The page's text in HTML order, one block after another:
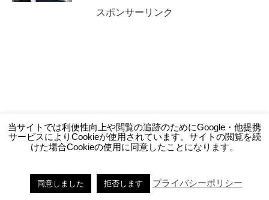
スポンサーリンク
ダイレクト出版の書籍
当サイトでは利便性向上や閲覧の追跡のためにGoogle・他提携
サービスによりCookieが使用されています。サイトの閲覧を続
けた場合Cookieの使用に同意したことになります。
同意しました 拒否します プライバシーポリシー